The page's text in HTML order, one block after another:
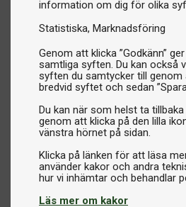
information om dig för olika
Statistiska Marknadsföring
Genom att klicka ”Godkänn”
samtliga syften. Du kan också
syften du samtycker till genom
bredvid syftet och sedan
Du kan när som helst ta
genom att klicka på den lilla
vänstra hörnet på sidan.
Klicka på länken för att läsa
använder kakor och andra
Läs mer om kakor